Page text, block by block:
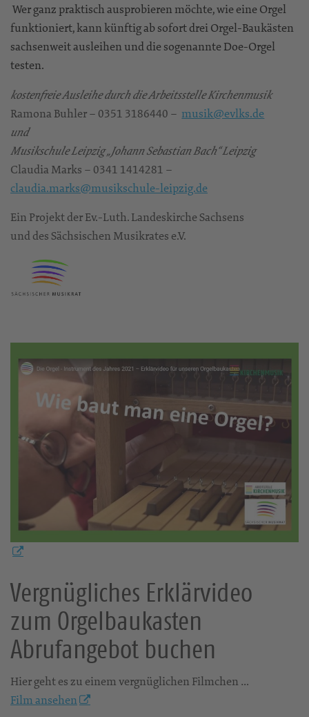
Wer ganz praktisch ausprobieren möchte, wie eine Orgel
funktioniert, kann künftig ab sofort drei Orgel-Baukästen
sachsenweit ausleihen und die sogenannte Doe-Orgel
testen.
kostenfreie Ausleihe durch die Arbeitsstelle Kirchenmusik
Ramona Buhler – 0351 3186440 – musik@evlks.de
und
Musikschule Leipzig „Johann Sebastian Bach“ Leipzig
Claudia Marks – 0341 1414281 –
claudia.marks@musikschule-leipzig.de
Ein Projekt der Ev.-Luth. Landeskirche Sachsens
und des Sächsischen Musikrates e.V.
Vergnügliches Erklärvideo
zum Orgelbaukasten
Abrufangebot buchen
Hier geht es zu einem vergnüglichen Filmchen …
Film ansehen